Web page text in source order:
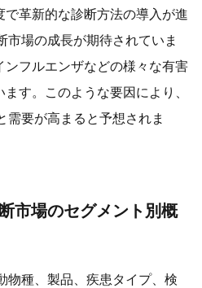
で革新的な診断方法の導入が進
市場の成長が期待されていま
フルエンザなどの様々な有害
す。このような要因により、
需要が高まると予想されま
市場のセグメント別概
物種、製品、疾患タイプ、検